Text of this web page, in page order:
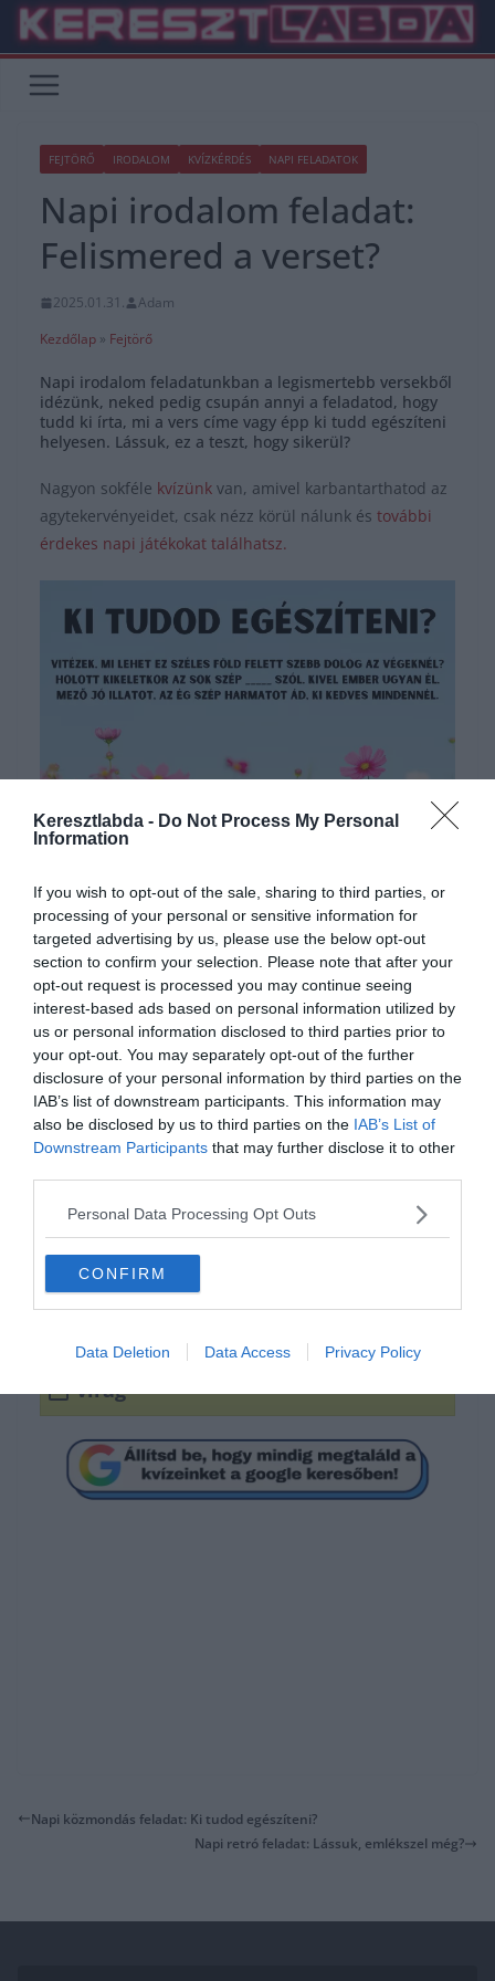
Keresztlabda - Do Not Process My Personal
Information
If you wish to opt-out of the sale, sharing to third parties, or
processing of your personal or sensitive information for
targeted advertising by us, please use the below opt-out
section to confirm your selection. Please note that after your
opt-out request is processed you may continue seeing
interest-based ads based on personal information utilized by
us or personal information disclosed to third parties prior to
your opt-out. You may separately opt-out of the further
disclosure of your personal information by third parties on the
IAB’s list of downstream participants. This information may
also be disclosed by us to third parties on the IAB’s List of
Downstream Participants that may further disclose it to other
Personal Data Processing Opt Outs
CONFIRM
Data Deletion Data Access Privacy Policy
Skip
content
FEJTÖRŐ IRODALOM KVÍZKÉRDÉS NAPI FELADATOK
Napi irodalom feladat:
Felismered a verset?
2025.01.31.
Adam
Kezdőlap » Fejtörő
Napi irodalom feladatunkban a legismertebb versekből
idézünk, neked pedig csupán annyi a feladatod, hogy
tudd ki írta, mi a vers címe vagy épp ki tudd egészíteni
helyesen. Lássuk, ez a teszt, hogy sikerül?
Nagyon sokféle kvízünk van, amivel karbantarthatod az
agytekervényeidet, csak nézz körül nálunk és további
érdekes napi játékokat találhatsz.
Ki tudod egészíteni?
madár
virág
Napi közmondás feladat: Ki tudod egészíteni?
Napi retró feladat: Lássuk, emlékszel még?